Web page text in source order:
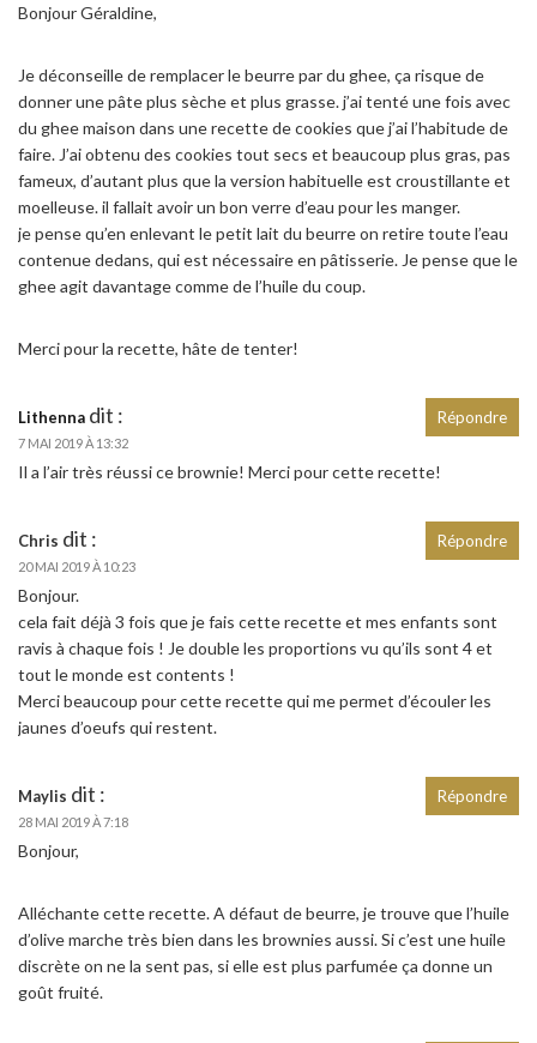
Bonjour Géraldine,
Je déconseille de remplacer le beurre par du ghee, ça risque de
donner une pâte plus sèche et plus grasse. j’ai tenté une fois avec
du ghee maison dans une recette de cookies que j’ai l’habitude de
faire. J’ai obtenu des cookies tout secs et beaucoup plus gras, pas
fameux, d’autant plus que la version habituelle est croustillante et
moelleuse. il fallait avoir un bon verre d’eau pour les manger.
je pense qu’en enlevant le petit lait du beurre on retire toute l’eau
contenue dedans, qui est nécessaire en pâtisserie. Je pense que le
ghee agit davantage comme de l’huile du coup.
Merci pour la recette, hâte de tenter!
Lithenna dit :
7 MAI 2019 À 13:32
Il a l’air très réussi ce brownie! Merci pour cette recette!
Répondre
Chris dit :
20 MAI 2019 À 10:23
Bonjour.
cela fait déjà 3 fois que je fais cette recette et mes enfants sont
ravis à chaque fois ! Je double les proportions vu qu’ils sont 4 et
tout le monde est contents !
Merci beaucoup pour cette recette qui me permet d’écouler les
jaunes d’oeufs qui restent.
Répondre
Maylis dit :
28 MAI 2019 À 7:18
Bonjour,
Alléchante cette recette. A défaut de beurre, je trouve que l’huile
d’olive marche très bien dans les brownies aussi. Si c’est une huile
discrète on ne la sent pas, si elle est plus parfumée ça donne un
goût fruité.
Répondre